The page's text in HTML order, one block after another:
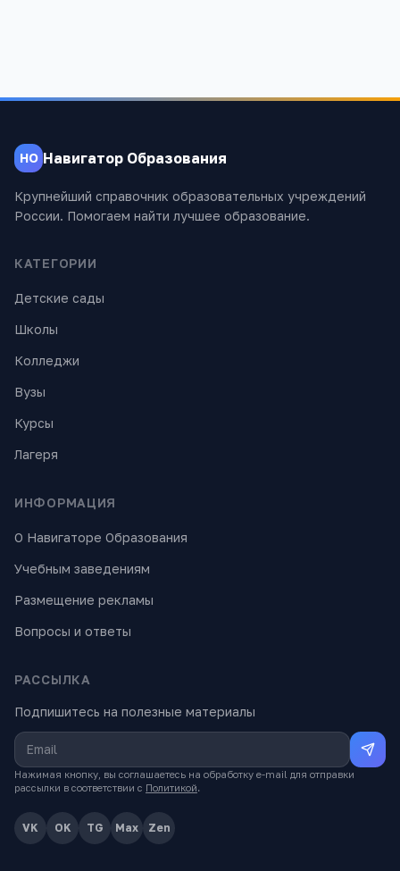
НО Навигатор Образования
Крупнейший справочник образовательных учреждений
России. Помогаем найти лучшее образование.
КАТЕГОРИИ
Детские сады
Школы
Колледжи
Вузы
Курсы
Лагеря
ИНФОРМАЦИЯ
О Навигаторе Образования
Учебным заведениям
Размещение рекламы
Вопросы и ответы
РАССЫЛКА
Подпишитесь на полезные материалы
Нажимая кнопку, вы соглашаетесь на обработку e-mail для отправки
рассылки в соответствии с Политикой.
VK OK TG Max Zen